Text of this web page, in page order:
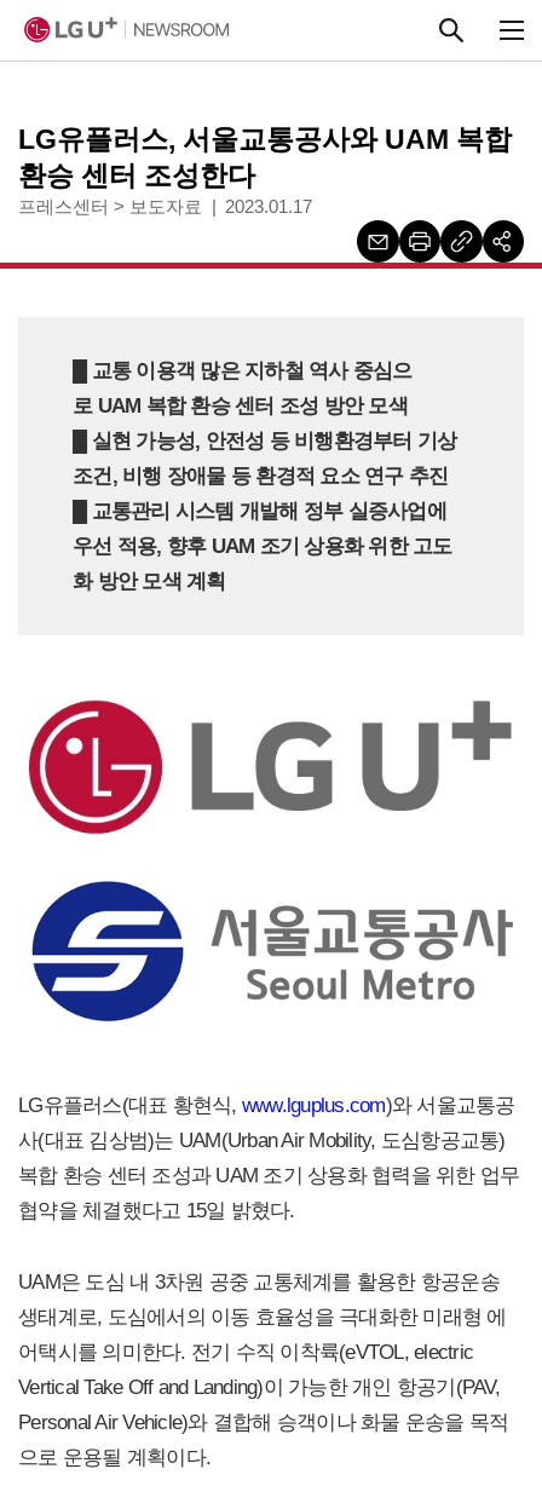
LG유플러스, 서울교통공사와 UAM 복합
환승 센터 조성한다
프레스센터 > 보도자료 2023.01.17
█ 교통 이용객 많은 지하철 역사 중심으
로 UAM 복합 환승 센터 조성 방안 모색
█ 실현 가능성, 안전성 등 비행환경부터 기상
조건, 비행 장애물 등 환경적 요소 연구 추진
█ 교통관리 시스템 개발해 정부 실증사업에
우선 적용, 향후 UAM 조기 상용화 위한 고도
화 방안 모색 계획
LG유플러스(대표 황현식, www.lguplus.com)와 서울교통공
사(대표 김상범)는 UAM(Urban Air Mobility, 도심항공교통)
복합 환승 센터 조성과 UAM 조기 상용화 협력을 위한 업무
협약을 체결했다고 15일 밝혔다.
UAM은 도심 내 3차원 공중 교통체계를 활용한 항공운송
생태계로, 도심에서의 이동 효율성을 극대화한 미래형 에
어택시를 의미한다. 전기 수직 이착륙(eVTOL, electric
Vertical Take Off and Landing)이 가능한 개인 항공기(PAV,
Personal Air Vehicle)와 결합해 승객이나 화물 운송을 목적
으로 운용될 계획이다.